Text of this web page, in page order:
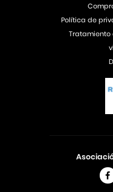
Política de